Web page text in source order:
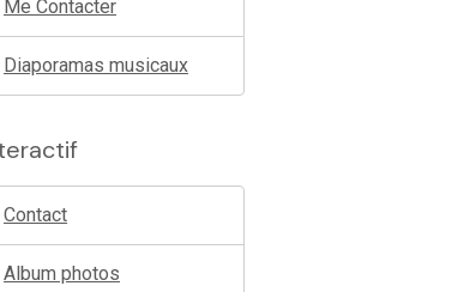
Me Contacter
Diaporamas musicaux
Contact
Album photos